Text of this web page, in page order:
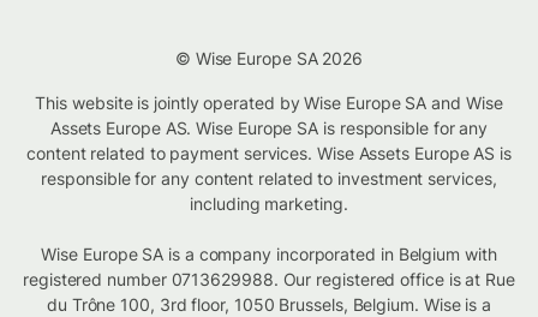
© Wise Europe SA 2026
This website is jointly operated by Wise Europe SA and Wise
Assets Europe AS. Wise Europe SA is responsible for any
content related to payment services. Wise Assets Europe AS is
responsible for any content related to investment services,
including marketing.
Wise Europe SA is a company incorporated in Belgium with
registered number 0713629988. Our registered office is at Rue
du Trône 100, 3rd floor, 1050 Brussels, Belgium. Wise is a